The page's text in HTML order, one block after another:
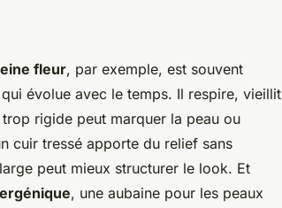
fleur, par exemple, est souvent
évolue avec le temps. Il respire, vieillit
rigide peut marquer la peau ou
cuir tressé apporte du relief sans
peut mieux structurer le look. Et
, une aubaine pour les peaux